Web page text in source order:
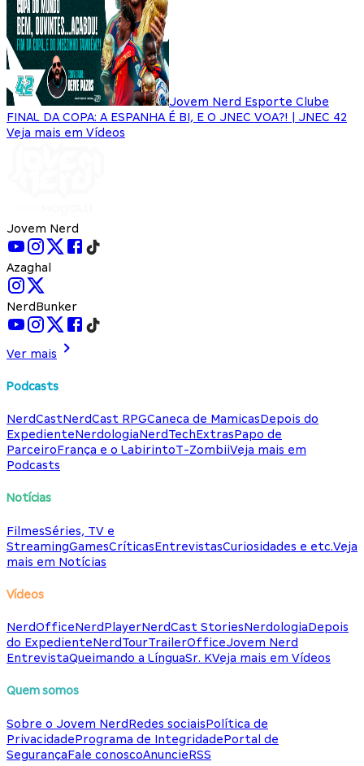
Jovem Nerd Esporte Clube
FINAL DA COPA: A ESPANHA É BI, E O JNEC VOA?! | JNEC 42
Veja mais em Vídeos
Jovem Nerd
Azaghal
NerdBunker
Ver mais
Podcasts
NerdCastNerdCast RPGCaneca de MamicasDepois do
ExpedienteNerdologiaNerdTechExtrasPapo de
ParceiroFrança e o LabirintoT-ZombiiVeja mais em
Podcasts
Notícias
FilmesSéries, TV e
StreamingGamesCríticasEntrevistasCuriosidades e etc.Veja
mais em Notícias
Vídeos
NerdOfficeNerdPlayerNerdCast StoriesNerdologiaDepois
do ExpedienteNerdTourTrailerOfficeJovem Nerd
EntrevistaQueimando a LínguaSr. KVeja mais em Vídeos
Quem somos
Sobre o Jovem NerdRedes sociaisPolítica de
PrivacidadePrograma de IntegridadePortal de
SegurançaFale conoscoAnuncieRSS